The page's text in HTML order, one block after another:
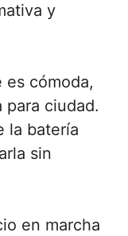
y
es cómoda,
ciudad.
la batería
sin
en marcha